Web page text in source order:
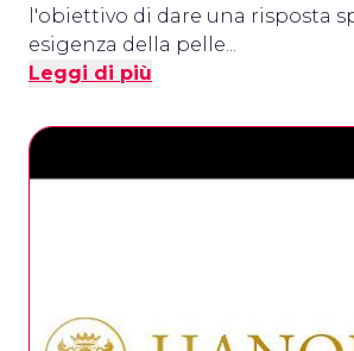
l'obiettivo di dare una risposta
esigenza della pelle...
Leggi di più